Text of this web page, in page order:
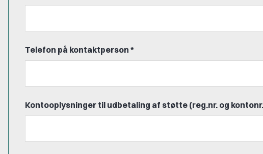
Telefon på kontaktperson *
Kontooplysninger til udbetaling af støtte (reg.nr. og